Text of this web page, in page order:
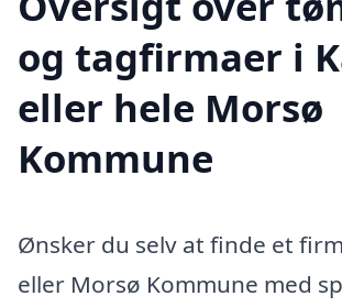
og tagfirmaer i
eller hele Morsø
Kommune
Ønsker du selv at finde et
eller Morsø Kommune med